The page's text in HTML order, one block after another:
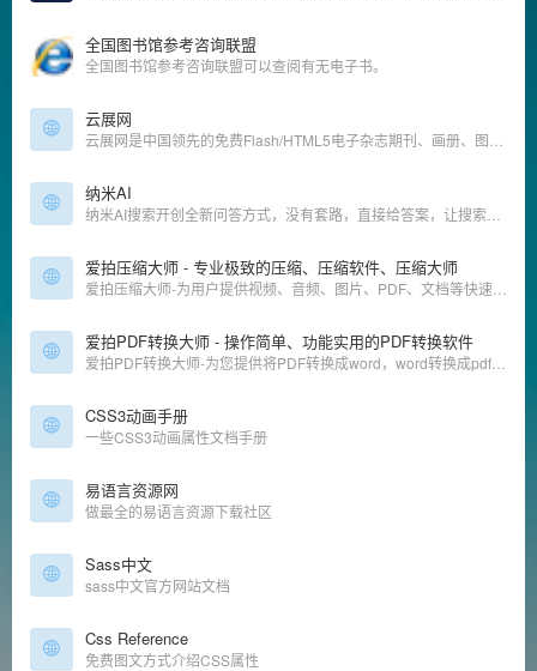
全国图书馆参考咨询联盟
全国图书馆参考咨询联盟可以查阅有无电子书。
云展网
纳米AI
爱拍压缩大师 - 专业极致的压缩、压缩软件、压缩大师
爱拍PDF转换大师 - 操作简单、功能实用的PDF转换软件
CSS3动画手册
一些CSS3动画属性文档手册
易语言资源网
做最全的易语言资源下载社区
Sass中文
sass中文官方网站文档
Css Reference
免费图文方式介绍CSS属性